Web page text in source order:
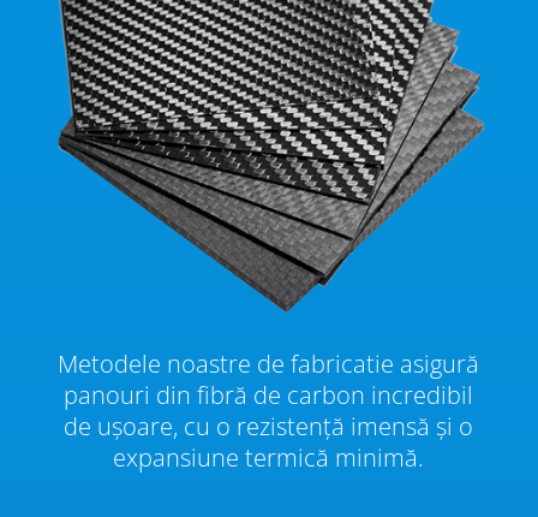
Metodele noastre de fabricatie asigură
panouri din fibră de carbon incredibil
de ușoare, cu o rezistență imensă și o
expansiune termică minimă.